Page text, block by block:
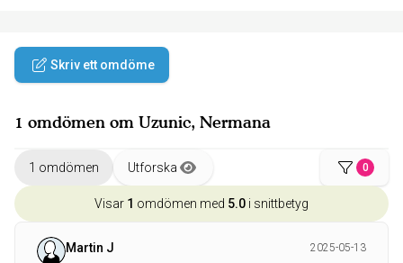
Skriv ett omdöme
1 omdömen om Uzunic, Nermana
1 omdömen Utforska 0
Visar 1 omdömen med 5.0 i snittbetyg
Martin J
2025-05-13